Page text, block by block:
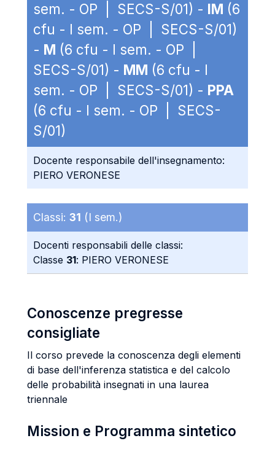
sem. - OP | SECS-S/01) - IM (6
cfu - I sem. - OP | SECS-S/01)
- M (6 cfu - I sem. - OP |
SECS-S/01) - MM (6 cfu - I
sem. - OP | SECS-S/01) - PPA
(6 cfu - I sem. - OP | SECS-
S/01)
Docente responsabile dell'insegnamento:
PIERO VERONESE
Classi: 31 (I sem.)
Docenti responsabili delle classi:
Classe 31: PIERO VERONESE
Conoscenze pregresse
consigliate
Il corso prevede la conoscenza degli elementi
di base dell'inferenza statistica e del calcolo
delle probabilità insegnati in una laurea
triennale
Mission e Programma sintetico